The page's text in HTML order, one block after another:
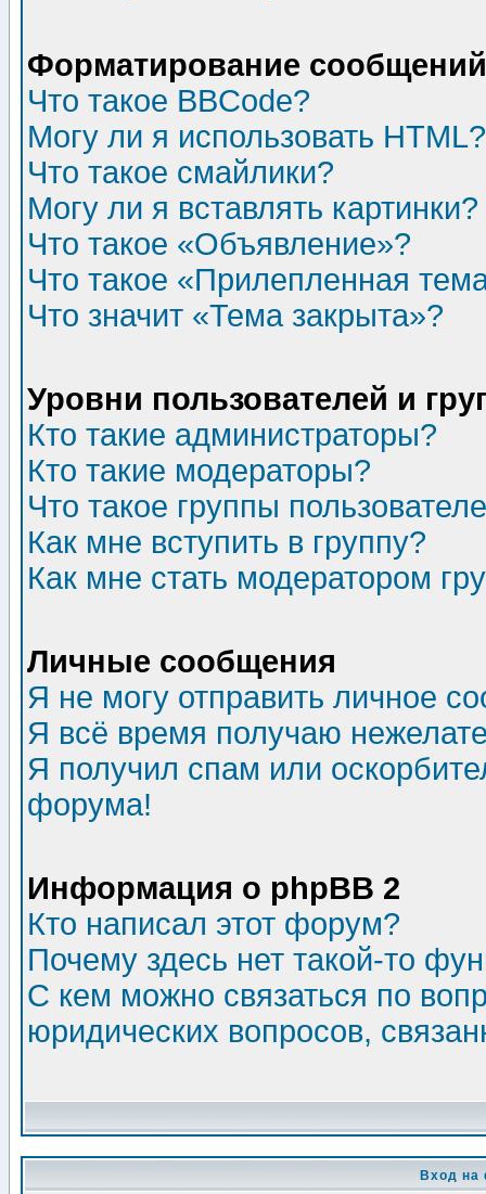
Форматирование
Что такое BBCode?
Могу ли я использовать HTML?
Что такое смайлики?
Могу ли я вставлять картинки?
Что такое «Объявление»?
Что такое «Прилепленная
Что значит «Тема закрыта»?
Уровни пользователей и
Кто такие администраторы?
Кто такие модераторы?
Что такое группы
Как мне вступить в группу?
Как мне стать модератором
Личные сообщения
Я не могу отправить личное
Я всё время получаю
Я получил спам или
форума!
Информация о phpBB 2
Кто написал этот форум?
Почему здесь нет такой-то
С кем можно связаться по
юридических вопросов,
Вход на